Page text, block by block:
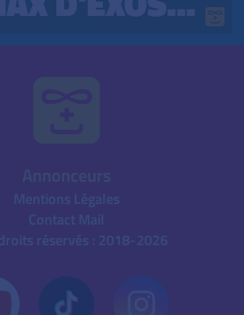
Mentions Légales
Contact Mail
réservés : 2018-2026